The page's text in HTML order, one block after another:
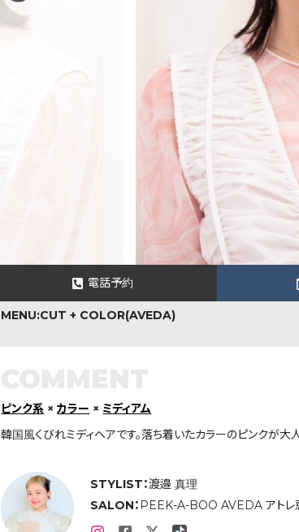
電話予約
MENU:CUT + COLOR(AVEDA)
STYLIST：渡邉 真理
SALON： PEEK-A-BOO AVEDA アトレ
ピンク系 ×カラー × ミディアム
韓国風くびれミディヘアです。落ち着いたカラーのピンクが大